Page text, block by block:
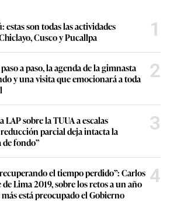
estas son todas las actividades
Cusco y Pucallpa
1
a paso, la agenda de la gimnasta
y una visita que emocionará a toda
2
sobre la TUUA a escalas
parcial deja intacta la
de fondo”
3
el tiempo perdido”: Carlos
Lima 2019, sobre los retos a un año
está preocupado el Gobierno
4